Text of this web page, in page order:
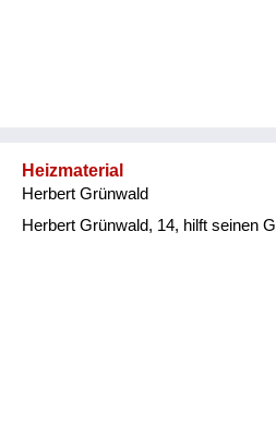
Heizmaterial
Herbert Grünwald
Herbert Grünwald, 14, hilft seinen